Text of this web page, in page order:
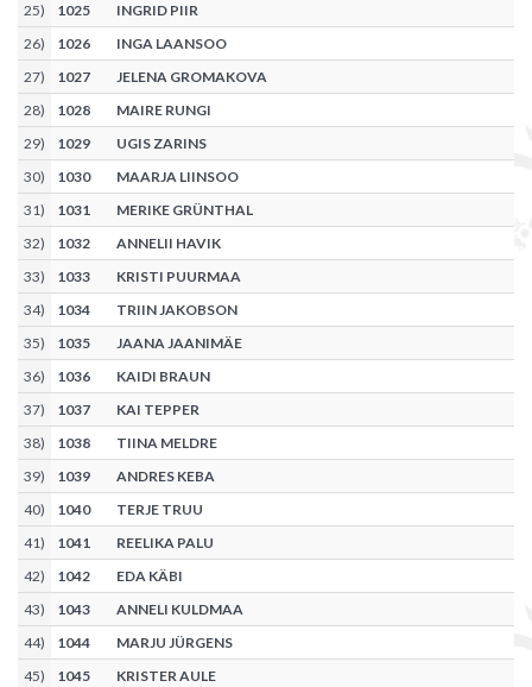
25) 1025
INGRID PIIR
26) 1026
INGA LAANSOO
27) 1027
JELENA GROMAKOVA
28) 1028
MAIRE RUNGI
29) 1029
UGIS ZARINS
30) 1030
MAARJA LIINSOO
31) 1031
MERIKE GRÜNTHAL
32) 1032
ANNELII HAVIK
33) 1033
KRISTI PUURMAA
34) 1034
TRIIN JAKOBSON
35) 1035
JAANA JAANIMÄE
36) 1036
KAIDI BRAUN
37) 1037
KAI TEPPER
38) 1038
TIINA MELDRE
39) 1039
ANDRES KEBA
40) 1040
TERJE TRUU
41) 1041
REELIKA PALU
42) 1042
EDA KÄBI
43) 1043
ANNELI KULDMAA
44) 1044
MARJU JÜRGENS
45) 1045 KRISTER AULE